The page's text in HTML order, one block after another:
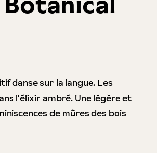
danse sur la langue. Les
l'élixir ambré. Une légère et
de mûres des bois